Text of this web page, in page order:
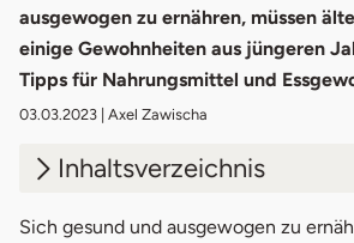
ausgewogen zu ernähren, müssen
einige Gewohnheiten aus jüngeren
Tipps für Nahrungsmittel und
03.03.2023 | Axel Zawischa
Inhaltsverzeichnis
1. Ernährung im Alter
Sich gesund und ausgewogen zu